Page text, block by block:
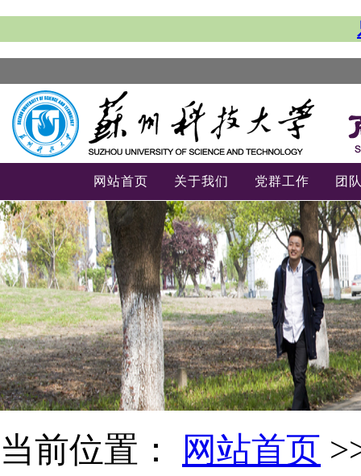
网站首页 关于我们 党群工作 团
-->
当前位置： 网站首页